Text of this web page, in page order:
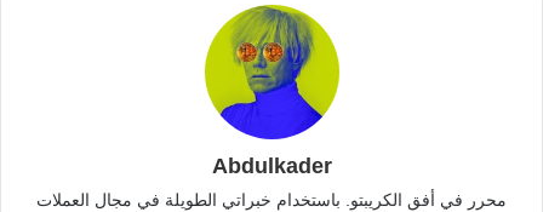
Abdulkader
محرر في أفق الكريبتو. باستخدام خبراتي الطويلة في مجال العملات